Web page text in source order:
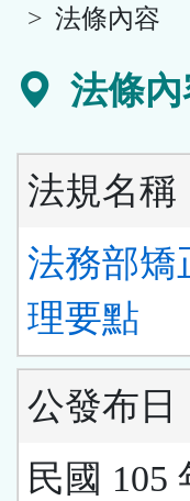
法條內容
法條
法規名稱
法務部矯
理要點
公發布日
民國 105